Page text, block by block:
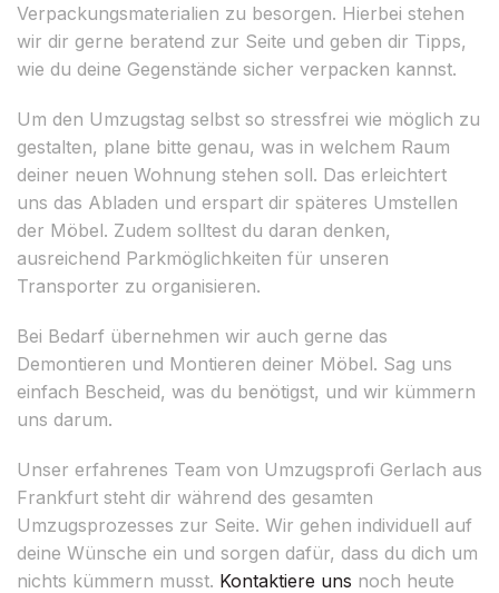
Verpackungsmaterialien zu besorgen. Hierbei stehen
wir dir gerne beratend zur Seite und geben dir Tipps,
wie du deine Gegenstände sicher verpacken kannst.
Um den Umzugstag selbst so stressfrei wie möglich zu
gestalten, plane bitte genau, was in welchem Raum
deiner neuen Wohnung stehen soll. Das erleichtert
uns das Abladen und erspart dir späteres Umstellen
der Möbel. Zudem solltest du daran denken,
ausreichend Parkmöglichkeiten für unseren
Transporter zu organisieren.
Bei Bedarf übernehmen wir auch gerne das
Demontieren und Montieren deiner Möbel. Sag uns
einfach Bescheid, was du benötigst, und wir kümmern
uns darum.
Unser erfahrenes Team von Umzugsprofi Gerlach aus
Frankfurt steht dir während des gesamten
Umzugsprozesses zur Seite. Wir gehen individuell auf
deine Wünsche ein und sorgen dafür, dass du dich um
nichts kümmern musst. Kontaktiere uns noch heute